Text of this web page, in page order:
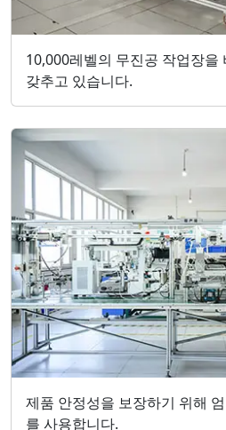
10,000레벨의 무진공 작업장을
갖추고 있습니다.
제품 안정성을 보장하기 위해
를 사용합니다.